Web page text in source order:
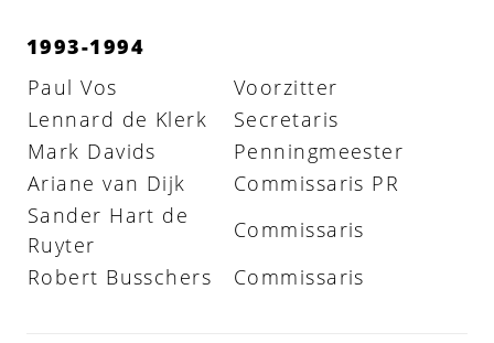
1993-1994
Paul Vos
Voorzitter
Lennard de Klerk
Secretaris
Mark Davids
Penningmeester
Ariane van Dijk
Commissaris PR
Sander Hart de
Ruyter
Commissaris
Robert Busschers
Commissaris